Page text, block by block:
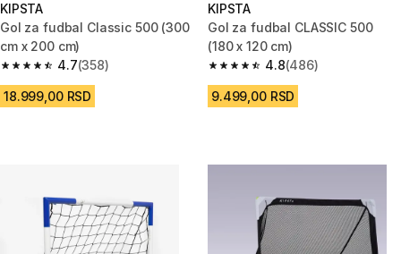
KIPSTA
Gol za fudbal Classic 500 (300
cm x 200 cm)
4.7
4.7 od 5 zvezdica from 358 Recenzije
(358)
18.999,00 RSD
KIPSTA
Gol za fudbal CLASSIC 500
(180 x 120 cm)
4.8
4.8 od 5 zvezdica from 486
(486)
9.499,00 RSD